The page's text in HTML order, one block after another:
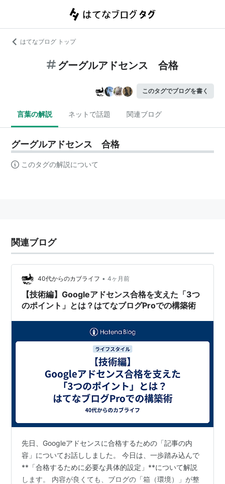
はてなブログ トップ
グーグルアドセンス 合格
このタグでブログを書く
言葉の解説 ネットで話題 関連ブログ
グーグルアドセンス 合格
このタグの解説について
関連ブログ
40代からのカブライフ • 4ヶ月前
【技術編】Googleアドセンス合格を支えた「3つ
のポイント」とは？はてなブログProでの構築術
先日、Googleアドセンスに合格するための「記事の内
容」についてお話ししました。 今日は、一歩踏み込んで
**「合格するために必要な具体的設定」**について解説
します。 内容が良くても、ブログの「箱（環境）」が整